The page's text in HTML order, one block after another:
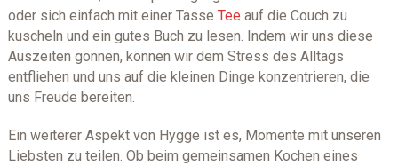
oder sich einfach mit einer Tasse Tee auf die Couch zu
kuscheln und ein gutes Buch zu lesen. Indem wir uns diese
Auszeiten gönnen, können wir dem Stress des Alltags
entfliehen und uns auf die kleinen Dinge konzentrieren, die
uns Freude bereiten.
Ein weiterer Aspekt von Hygge ist es, Momente mit unseren
Liebsten zu teilen. Ob beim gemeinsamen Kochen eines